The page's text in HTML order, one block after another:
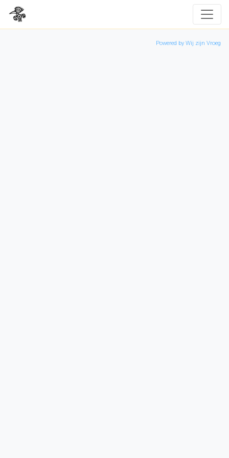
Powered by Wij zijn Vroeg